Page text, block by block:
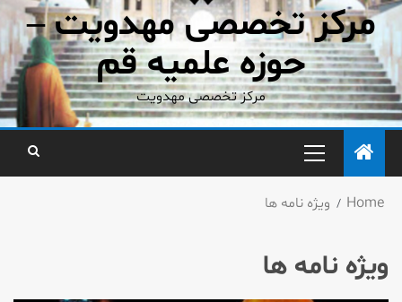
مرکز تخصصی مهدویت –
حوزه علمیه قم
مرکز تخصصی مهدویت
Home ویژه نامه ها
ویژه نامه ها